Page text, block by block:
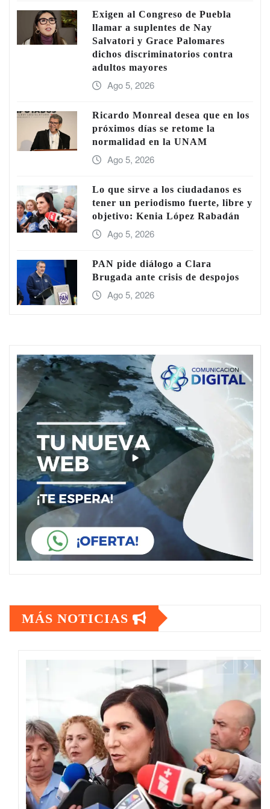
Exigen al Congreso de Puebla
llamar a suplentes de Nay
Salvatori y Grace Palomares
dichos discriminatorios contra
adultos mayores
Ago 5, 2026
Ricardo Monreal desea que en los
próximos días se retome la
normalidad en la UNAM
Ago 5, 2026
Lo que sirve a los ciudadanos es
tener un periodismo fuerte, libre y
objetivo: Kenia López Rabadán
Ago 5, 2026
PAN pide diálogo a Clara
Brugada ante crisis de despojos
Ago 5, 2026
MÁS NOTICIAS